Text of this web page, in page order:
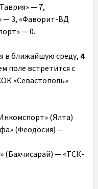
— 7,
— 3, «Фаворит-ВД
— 0.
в ближайшую среду, 4
поле встретится с
«Севастополь»
(Ялта)
(Феодосия) —
(Бахчисарай) — «ТСК-